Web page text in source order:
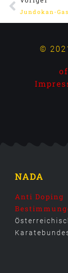
©
NADA
Anti Doping